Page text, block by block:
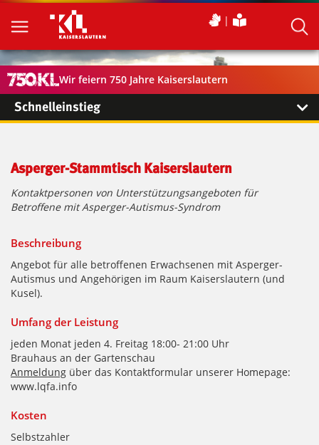
Wir feiern 750 Jahre Kaiserslautern
Schnelleinstieg
Asperger-Stammtisch Kaiserslautern
Kontaktpersonen von Unterstützungsangeboten für
Betroffene mit Asperger-Autismus-Syndrom
Beschreibung
Angebot für alle betroffenen Erwachsenen mit Asperger-
Autismus und Angehörigen im Raum Kaiserslautern (und
Kusel).
Umfang der Leistung
jeden Monat jeden 4. Freitag 18:00- 21:00 Uhr
Brauhaus an der Gartenschau
Anmeldung über das Kontaktformular unserer Homepage:
www.lqfa.info
Kosten
Selbstzahler